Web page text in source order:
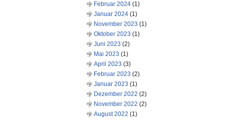
Februar 2024 (1)
Januar 2024 (1)
November 2023 (1)
Oktober 2023 (1)
Juni 2023 (2)
Mai 2023 (1)
April 2023 (3)
Februar 2023 (2)
Januar 2023 (1)
Dezember 2022 (2)
November 2022 (2)
August 2022 (1)